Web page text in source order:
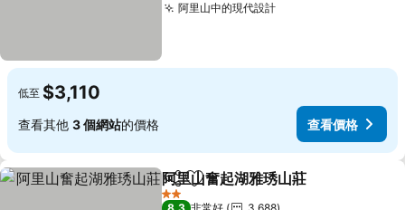
阿里山中的現代設計查看價格
低至 $3,110
查看其他 3 個網站的價格 查看價格
分享 加入我的最愛
阿里山奮起湖雅琇山莊
2 星級